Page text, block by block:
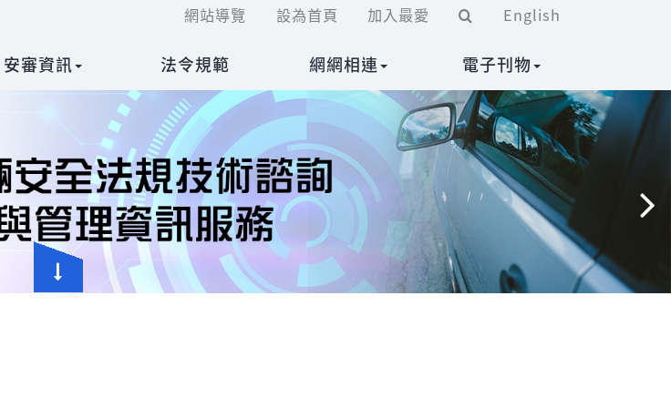
要
內
容
區
塊
網站導覽 設為首頁 加入最愛 English
安審資訊 法令規範 網網相連 電子刊物